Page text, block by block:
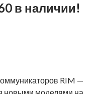
в наличии!
RIM —